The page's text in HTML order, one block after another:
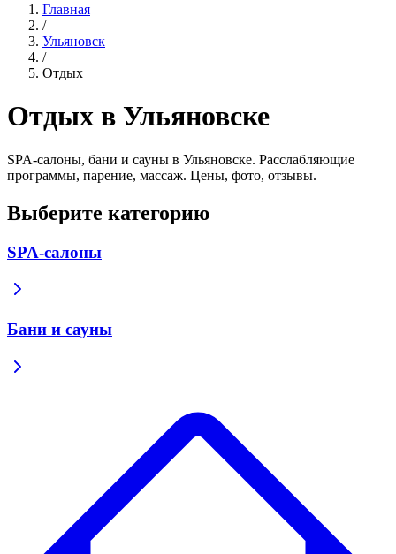
Главная
/
Ульяновск
/
Отдых
Отдых в Ульяновске
SPA-салоны, бани и сауны в Ульяновске. Расслабляющие
программы, парение, массаж. Цены, фото, отзывы.
Выберите категорию
SPA-салоны
Бани и сауны